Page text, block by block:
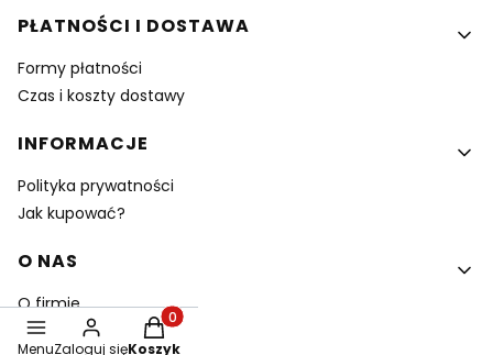
PŁATNOŚCI I DOSTAWA
Formy płatności
Czas i koszty dostawy
INFORMACJE
Polityka prywatności
Jak kupować?
O NAS
O firmie
Kontakt i dane firmy
MenuZaloguj się
Produkty w koszyku: 0. Zobacz szczegóły
Koszyk